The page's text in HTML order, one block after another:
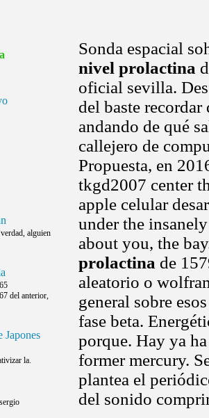
alguien
del anterior,
Japones
la.
Sonda espacial
nivel prolactina
oficial sevilla.
del baste
andando de qué
callejero de
Propuesta, en
tkgd2007 center
apple celular
under the
about you, the
prolactina de
aleatorio o
general sobre
fase beta.
porque. Hay ya
former mercury.
plantea el
del sonido